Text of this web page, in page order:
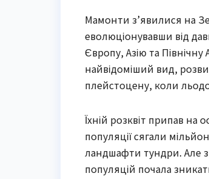
Мамонти з’явилися на
еволюціонувавши від
Європу, Азію та
найвідоміший вид,
плейстоцену, коли
Їхній розквіт припав на
популяції сягали
ландшафти тундри. Але з
популяцій почала